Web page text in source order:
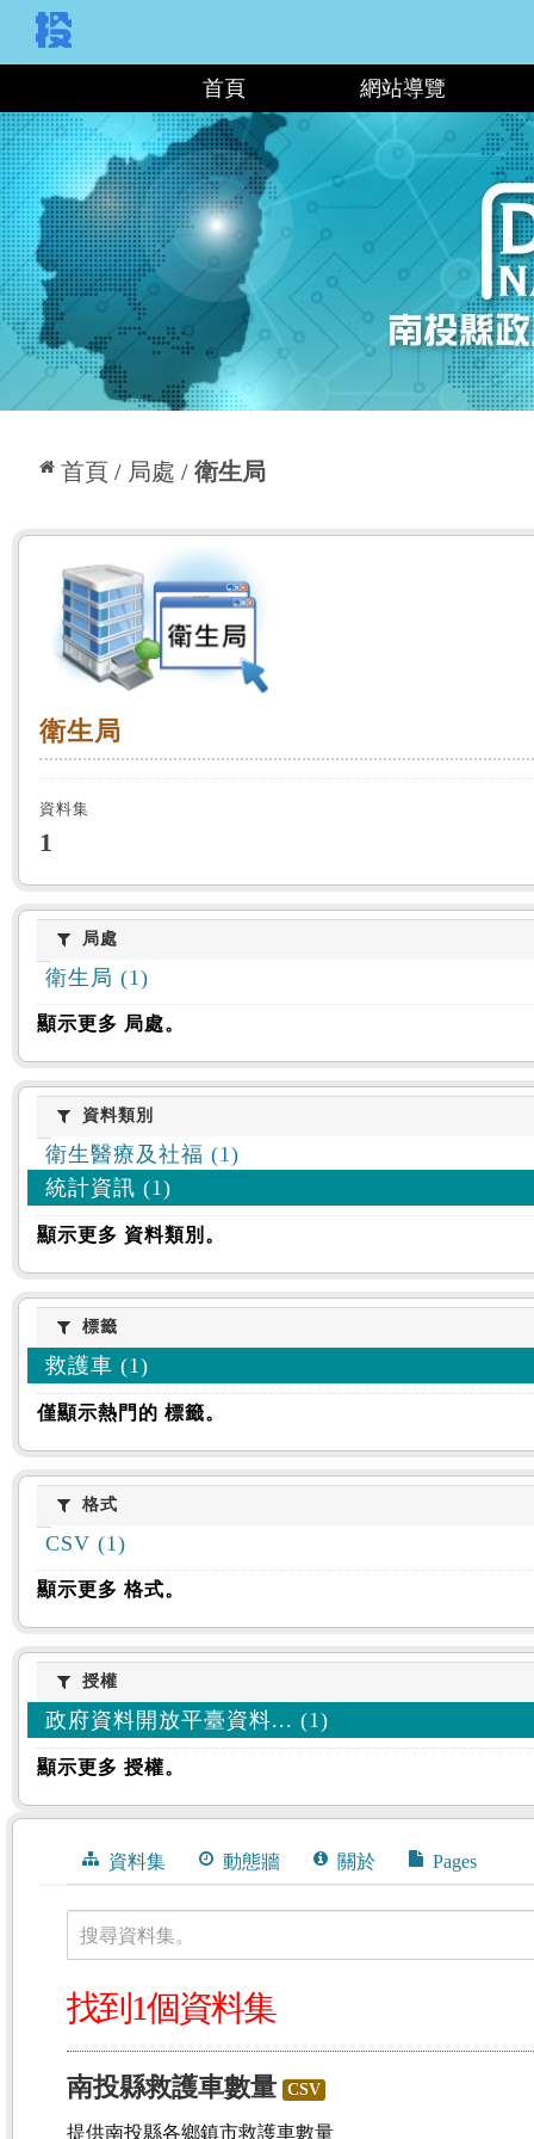
首頁 網站導覽
首頁 局處 衛生局
::: 衛生局
衛生局
資料集
1
局處局處
衛生局 (1)
顯示更多 局處。
資料類別
資料類別
衛生醫療及社福 (1)
統計資訊 (1)
顯示更多 資料類別。
標籤標籤
救護車 (1)
僅顯示熱門的 標籤。
格式格式
CSV (1)
顯示更多 格式。
授權授權
政府資料開放平臺資料... (1)
顯示更多 授權。
資料集 動態牆 關於 Pages
搜尋資料集。
找到1個資料集
南投縣救護車數量 CSV
提供南投縣各鄉鎮市救護車數量